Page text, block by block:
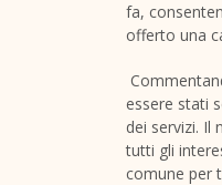
fa,
offerto una
essere stati
dei servizi. Il
tutti gli
comune per